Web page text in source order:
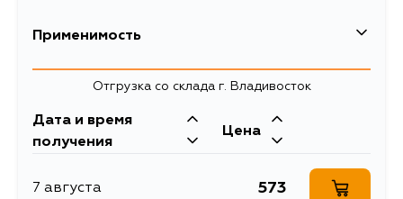
EAN-13
Длина упаковки, мм
Масса, кг 0.023
Описание Гайка
Применимость
Honda
Кузов Двигатель
PSJD57, PSJD55,
PSHD58, PSGD53,
PSGD02, MG317,
Отгрузка со склада г. Владивосток
Дата и время
получения
Цена
7 августа 573